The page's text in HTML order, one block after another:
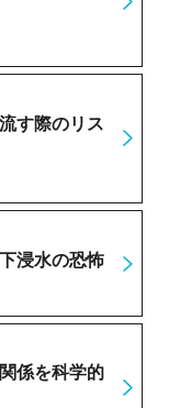
す際のリス
浸水の恐怖
係を科学的